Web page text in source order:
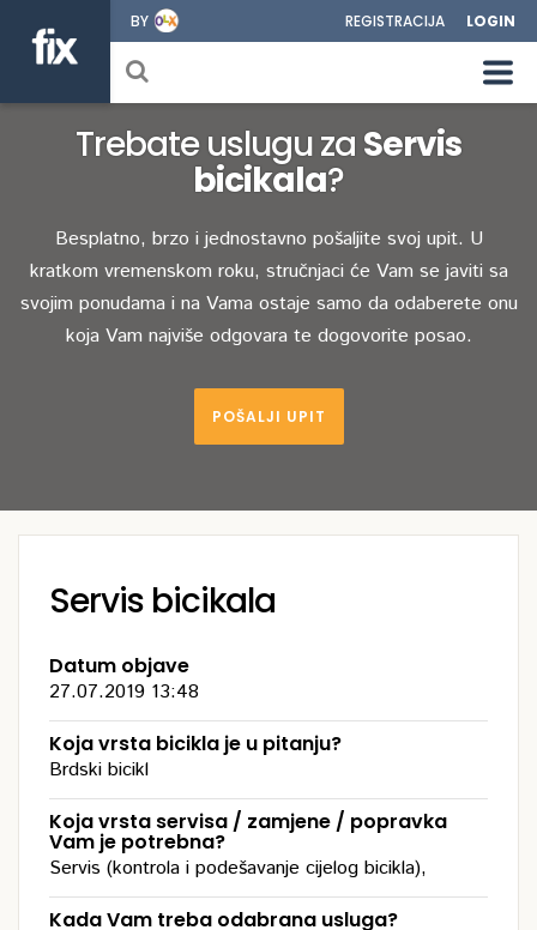
BY REGISTRACIJA LOGIN
Trebate uslugu za Servis
bicikala?
Besplatno, brzo i jednostavno pošaljite svoj upit. U
kratkom vremenskom roku, stručnjaci će Vam se javiti sa
svojim ponudama i na Vama ostaje samo da odaberete onu
koja Vam najviše odgovara te dogovorite posao.
POŠALJI UPIT
Servis bicikala
Datum objave
27.07.2019 13:48
Koja vrsta bicikla je u pitanju?
Brdski bicikl
Koja vrsta servisa / zamjene / popravka
Vam je potrebna?
Servis (kontrola i podešavanje cijelog bicikla),
Kada Vam treba odabrana usluga?